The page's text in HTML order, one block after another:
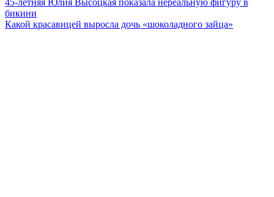
Навигация
по
бикини
Какой красавицей выросла дочь «шоколадного зайца»